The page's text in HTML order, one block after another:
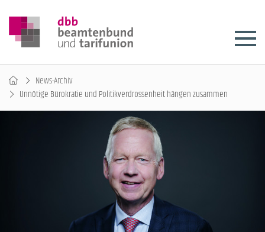
News-Archiv
Unnötige Bürokratie und Politikverdrossenheit hängen zusammen